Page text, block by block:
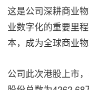
这是公司深耕商业
业数字化的重要里
本，成为全球商业
公司此次港股上市